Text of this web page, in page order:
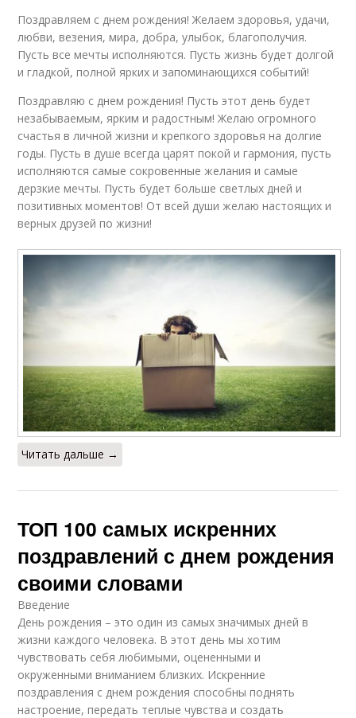
Поздравляем с днем рождения! Желаем здоровья, удачи,
любви, везения, мира, добра, улыбок, благополучия.
Пусть все мечты исполняются. Пусть жизнь будет долгой
и гладкой, полной ярких и запоминающихся событий!
Поздравляю с днем рождения! Пусть этот день будет
незабываемым, ярким и радостным! Желаю огромного
счастья в личной жизни и крепкого здоровья на долгие
годы. Пусть в душе всегда царят покой и гармония, пусть
исполняются самые сокровенные желания и самые
дерзкие мечты. Пусть будет больше светлых дней и
позитивных моментов! От всей души желаю настоящих и
верных друзей по жизни!
Читать дальше →
ТОП 100 самых искренних
поздравлений с днем рождения
своими словами
Введение
День рождения – это один из самых значимых дней в
жизни каждого человека. В этот день мы хотим
чувствовать себя любимыми, оцененными и
окруженными вниманием близких. Искренние
поздравления с днем рождения способны поднять
настроение, передать теплые чувства и создать